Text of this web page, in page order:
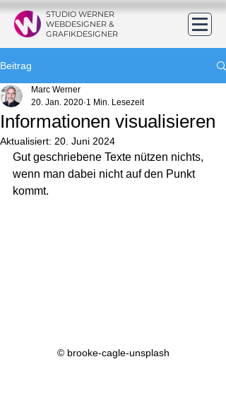
STUDIO WERNER
WEBDESIGNER &
GRAFIKDESIGNER
Beitrag
Informationen visualisieren
Marc Werner
20. Jan. 2020 1 Min. Lesezeit
Aktualisiert: 20. Juni 2024
Gut geschriebene Texte nützen nichts,
wenn man dabei nicht auf den Punkt
kommt.
© brooke-cagle-unsplash